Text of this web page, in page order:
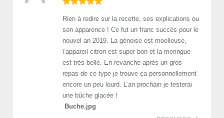
Rien à redire sur la recette, ses explications ou
son apparence ! Ce fut un franc succès pour le
nouvel an 2019. La génoise est moelleuse,
l’appareil citron est super bon et la meringue
est très belle. En revanche après un gros
repas de ce type je trouve ça personnellement
encore un peu lourd. L’an prochain je testerai
une bûche glacée !
Buche.jpg